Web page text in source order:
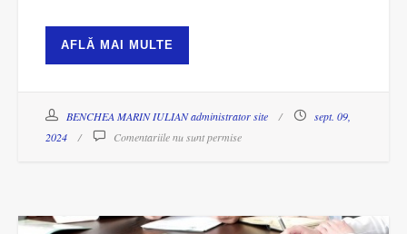
AFLĂ MAI MULTE
BENCHEA MARIN IULIAN administrator site
sept. 09,
2024
Comentariile nu sunt permise